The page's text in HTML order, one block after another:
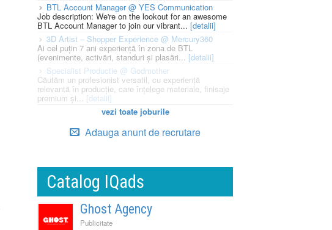
BTL Account Manager @ YES Communication
Job description: We're on the lookout for an awesome
BTL Account Manager to join our vibrant... [detalii]
3D Artist – Shopper Experience @ Mercury360
Ai cel puțin 7 ani experiență în zona de BTL
(evenimente, activări, standuri și plasări... [detalii]
Specialist Productie @ Godmother
Căutăm un profesionist versatil, cu experiență
relevantă în producție, care înțelege materiale, finisaje
premium și... [detalii]
vezi toate joburile
Adauga anunt de recrutare
Catalog IQads
Ghost Agency
Publicitate